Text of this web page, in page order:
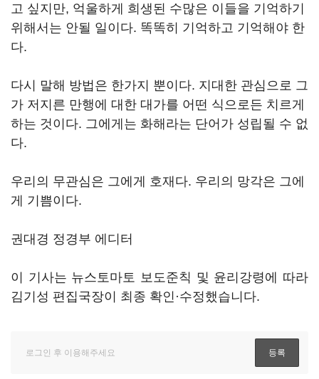
고 싶지만, 억울하게 희생된 수많은 이들을 기억하기
위해서는 안될 일이다. 똑똑히 기억하고 기억해야 한
다.
다시 말해 방법은 한가지 뿐이다. 지대한 관심으로 그
가 저지른 만행에 대한 대가를 어떤 식으로든 치르게
하는 것이다. 그에게는 화해라는 단어가 성립될 수 없
다.
우리의 무관심은 그에게 호재다. 우리의 망각은 그에
게 기쁨이다.
권대경 정경부 에디터
이 기사는 뉴스토마토 보도준칙 및 윤리강령에 따라
김기성 편집국장이 최종 확인·수정했습니다.